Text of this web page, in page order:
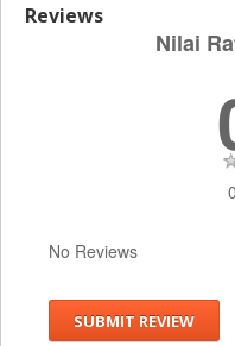
Reviews
Nilai
No Reviews
SUBMIT REVIEW